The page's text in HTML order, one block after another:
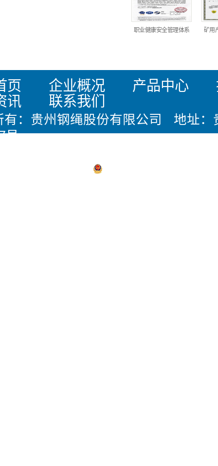
职业健康安全管理体系 矿用
页 企业概况 产品中心
讯
联系我们
有：贵州钢绳股份有限公司 地址：
号